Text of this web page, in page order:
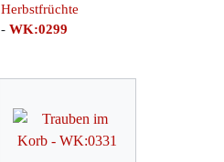
Herbstfrüchte
- WK:0299